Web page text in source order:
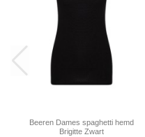
Beeren Dames spaghetti hemd
Brigitte Zwart